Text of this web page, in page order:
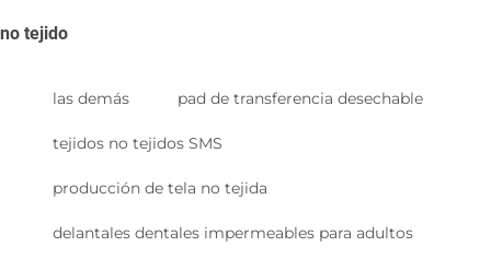
no tejido
las demás pad de transferencia desechable
tejidos no tejidos SMS
producción de tela no tejida
delantales dentales impermeables para adultos